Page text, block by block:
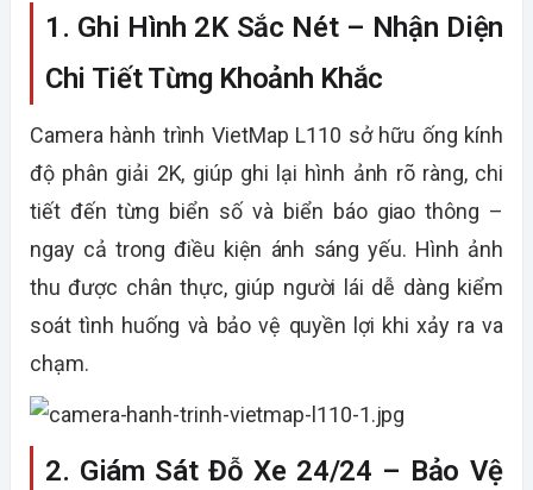
1. Ghi Hình 2K Sắc Nét – Nhận Diện
Chi Tiết Từng Khoảnh Khắc
Camera hành trình VietMap L110 sở hữu ống kính
độ phân giải 2K, giúp ghi lại hình ảnh rõ ràng, chi
tiết đến từng biển số và biển báo giao thông –
ngay cả trong điều kiện ánh sáng yếu. Hình ảnh
thu được chân thực, giúp người lái dễ dàng kiểm
soát tình huống và bảo vệ quyền lợi khi xảy ra va
chạm.
2. Giám Sát Đỗ Xe 24/24 – Bảo Vệ